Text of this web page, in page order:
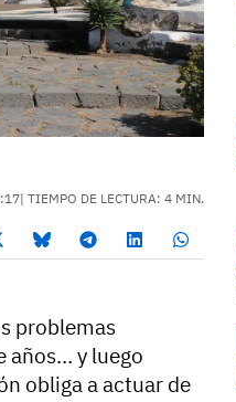
| TIEMPO DE LECTURA: 4 MIN.
problemas
años… y luego
obliga a actuar de